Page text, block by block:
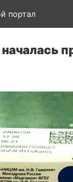
портал